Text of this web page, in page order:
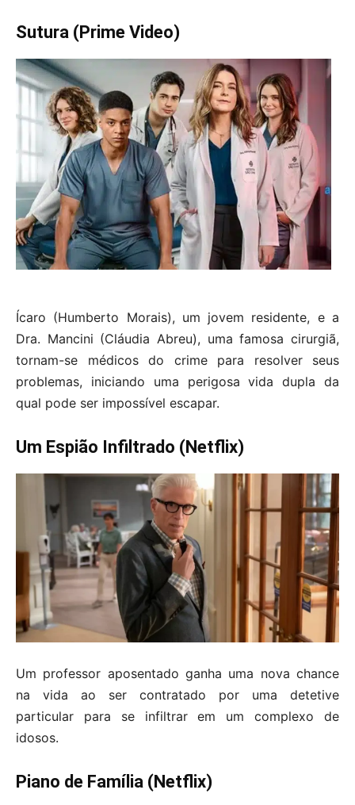
Sutura (Prime Video)
Ícaro (Humberto Morais), um jovem residente, e a
Dra. Mancini (Cláudia Abreu), uma famosa cirurgiã,
tornam-se médicos do crime para resolver seus
problemas, iniciando uma perigosa vida dupla da
qual pode ser impossível escapar.
Um Espião Infiltrado (Netflix)
Um professor aposentado ganha uma nova chance
na vida ao ser contratado por uma detetive
particular para se infiltrar em um complexo de
idosos.
Piano de Família (Netflix)